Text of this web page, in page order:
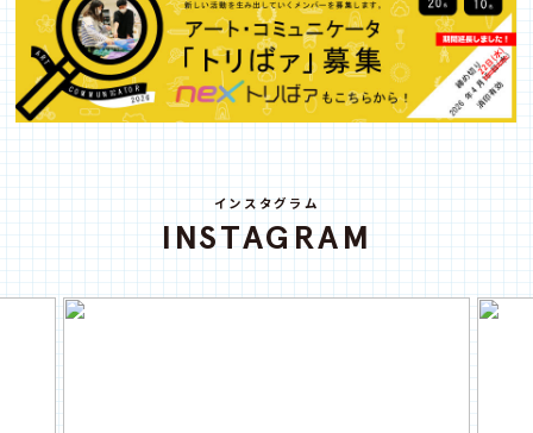
インスタグラム
INSTAGRAM